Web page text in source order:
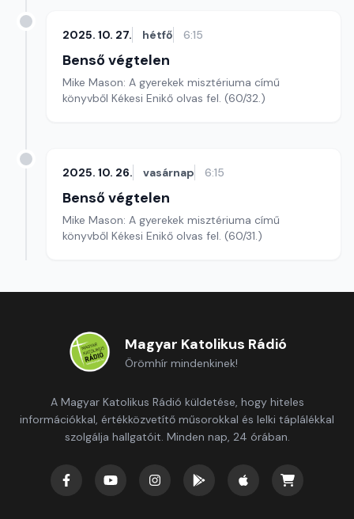
2025. 10. 27. hétfő 6:15
Benső végtelen
Mike Mason: A gyerekek misztériuma című
könyvből Kékesi Enikő olvas fel. (60/32.)
2025. 10. 26. vasárnap 6:15
Benső végtelen
Mike Mason: A gyerekek misztériuma című
könyvből Kékesi Enikő olvas fel. (60/31.)
Magyar Katolikus Rádió
Örömhír mindenkinek!
A Magyar Katolikus Rádió küldetése, hogy hiteles
információkkal, értékközvetítő műsorokkal és lelki táplálékkal
szolgálja hallgatóit. Minden nap, 24 órában.